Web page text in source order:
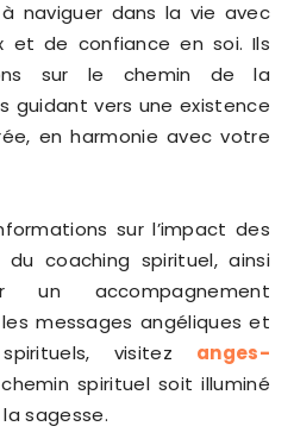
naviguer dans la vie avec
et de confiance en soi. Ils
sur le chemin de la
guidant vers une existence
en harmonie avec votre
sur l’impact des
coaching spirituel, ainsi
accompagnement
messages angéliques et
visitez anges-
spirituel soit illuminé
sagesse.